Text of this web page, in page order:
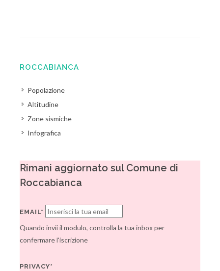
ROCCABIANCA
Popolazione
Altitudine
Zone sismiche
Infografica
Rimani aggiornato sul Comune di
Roccabianca
EMAIL*
Quando invii il modulo, controlla la tua inbox per
confermare l'iscrizione
PRIVACY*